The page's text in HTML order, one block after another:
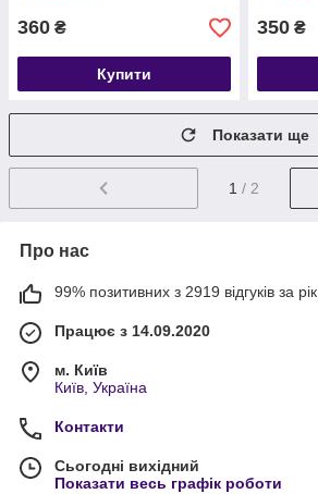
360 ₴
Купити
350 ₴
Показати ще
1 / 2
Про нас
99% позитивних з 2919 відгуків за рік
Працює з 14.09.2020
м. Київ
Київ, Україна
Контакти
Сьогодні вихідний
Показати весь графік роботи